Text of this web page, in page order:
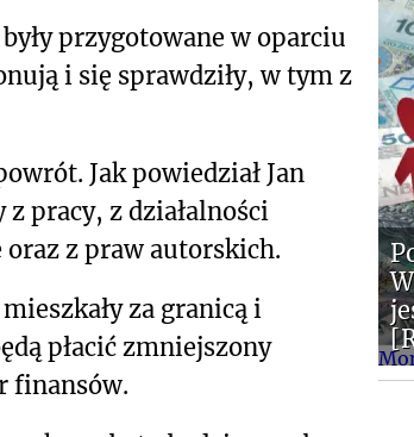
przygotowane w oparciu
i się sprawdziły, w tym z
Jak powiedział Jan
pracy, z działalności
oraz z praw autorskich.
za granicą i
płacić zmniejszony
finansów.